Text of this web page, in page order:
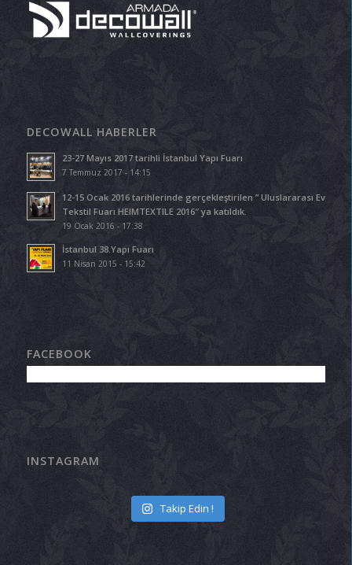
DECOWALL HABERLER
23-27 Mayıs 2017 tarihli İstanbul Yapı Fuarı
7 Temmuz 2017 - 14:15
12-15 Ocak 2016 tarihlerinde gerçekleştirilen ” Uluslararası Ev
Tekstil Fuarı HEIMTEXTILE 2016″ ya katıldık.
19 Ocak 2016 - 17:38
İstanbul 38.Yapı Fuarı
11 Nisan 2015 - 15:42
FACEBOOK
INSTAGRAM
Takip Edin !